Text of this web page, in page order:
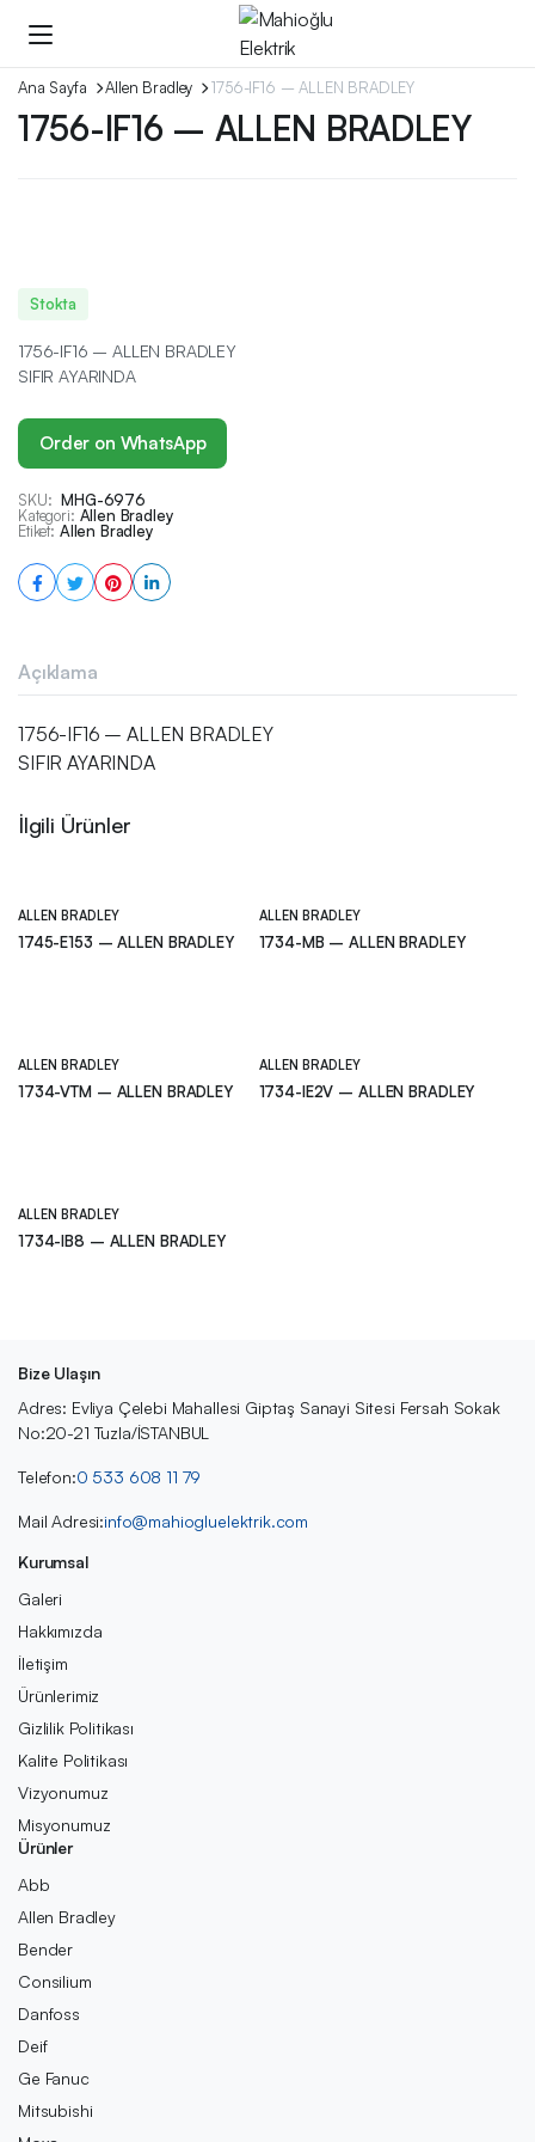
Ana Sayfa Allen Bradley 1756-IF16 – ALLEN BRADLEY
1756-IF16 – ALLEN BRADLEY
Stokta
1756-IF16 – ALLEN BRADLEY
SIFIR AYARINDA
Order on WhatsApp
SKU: MHG-6976
Kategori: Allen Bradley
Etiket: Allen Bradley
Açıklama
1756-IF16 – ALLEN BRADLEY
SIFIR AYARINDA
İlgili Ürünler
ALLEN BRADLEY
1745-E153 – ALLEN BRADLEY
ALLEN BRADLEY
1734-MB – ALLEN BRADLEY
ALLEN BRADLEY
1734-VTM – ALLEN BRADLEY
ALLEN BRADLEY
1734-IE2V – ALLEN BRADLEY
ALLEN BRADLEY
1734-IB8 – ALLEN BRADLEY
Bize Ulaşın
Adres: Evliya Çelebi Mahallesi Giptaş Sanayi Sitesi Fersah Sokak
No:20-21 Tuzla/İSTANBUL
Telefon:0 533 608 11 79
Mail Adresi:info@mahiogluelektrik.com
Kurumsal
Galeri
Hakkımızda
İletişim
Ürünlerimiz
Gizlilik Politikası
Kalite Politikası
Vizyonumuz
Misyonumuz
Ürünler
Abb
Allen Bradley
Bender
Consilium
Danfoss
Deif
Ge Fanuc
Mitsubishi